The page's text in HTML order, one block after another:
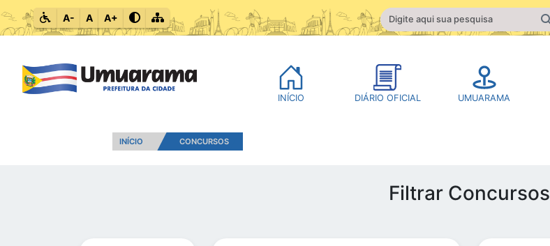
A- A A+
INÍCIO DIÁRIO OFICIAL UMUARAMA
INÍCIO CONCURSOS
Filtrar Concursos